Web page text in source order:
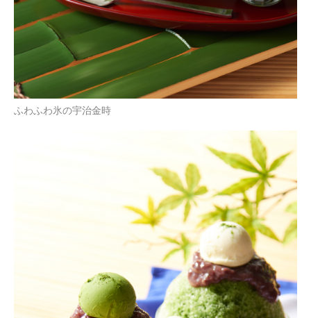
ふわふわ氷の宇治金時